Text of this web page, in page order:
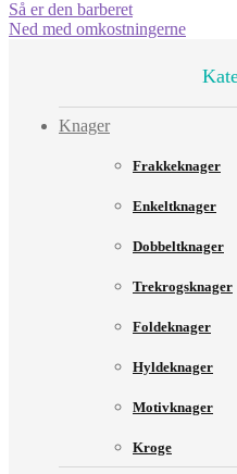
Indlægsnavigation
Forrige
indlæg:
Så er den barberet
Næste
Ned med omkostningerne
Knager
Frakkeknager
Enkeltknager
Dobbeltknager
Trekrogsknager
Foldeknager
Hyldeknager
Motivknager
Kroge